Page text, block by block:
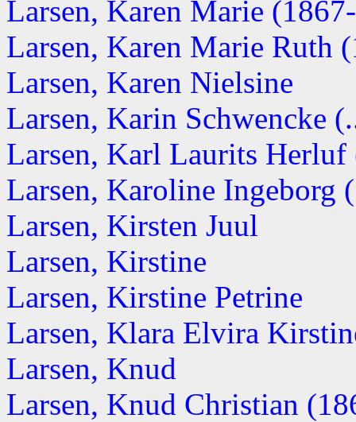
Larsen, Karen Marie
Larsen, Karen Marie Ruth
Larsen, Karen Nielsine
Larsen, Karin Schwencke
Larsen, Karl Laurits Herluf
Larsen, Karoline Ingeborg
Larsen, Kirsten Juul
Larsen, Kirstine
Larsen, Kirstine Petrine
Larsen, Klara Elvira
Larsen, Knud
Larsen, Knud Christian